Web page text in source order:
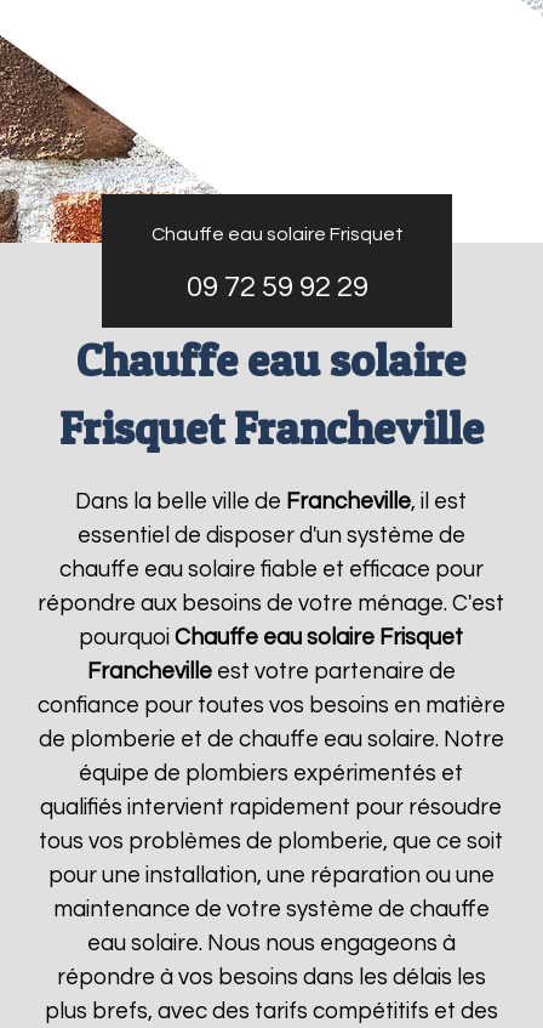
Chauffe eau solaire Frisquet
09 72 59 92 29
Chauffe eau solaire
Frisquet Francheville
Dans la belle ville de Francheville, il est
essentiel de disposer d'un système de
chauffe eau solaire fiable et efficace pour
répondre aux besoins de votre ménage. C'est
pourquoiChauffe eau solaire Frisquet
Franchevilleest votre partenaire de
confiance pour toutes vos besoins en matière
de plomberie et de chauffe eau solaire. Notre
équipe de plombiers expérimentés et
qualifiés intervient rapidement pour résoudre
tous vos problèmes de plomberie, que ce soit
pour une installation, une réparation ou une
maintenance de votre système de chauffe
eau solaire. Nous nous engageons à
répondre à vos besoins dans les délais les
plus brefs, avec des tarifs compétitifs et des